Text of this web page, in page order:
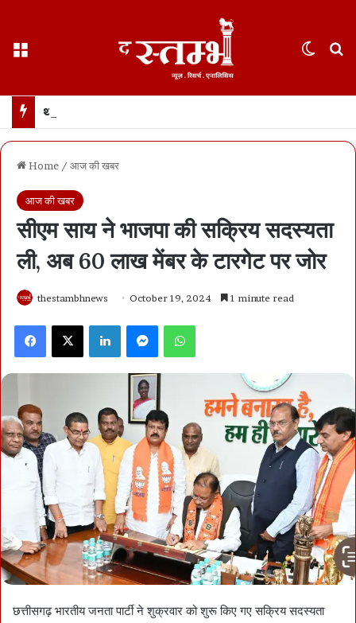
Home / आज की खबर
आज की खबर
सीएम साय ने भाजपा की सक्रिय सदस्यता
ली, अब 60 लाख मेंबर के टारगेट पर जोर
thestambhnews October 19, 2024 1 minute read
Facebook X LinkedIn
छत्तीसगढ़ भारतीय जनता पार्टी ने शुक्रवार को शुरू किए गए सक्रिय सदस्यता